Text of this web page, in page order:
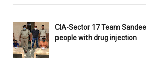
CIA-Sector 17 Team
people with drug injection